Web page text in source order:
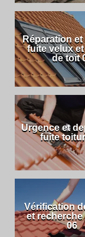
Réparation
fuite velux
de toit
Urgence et
fuite
Vérification
et recherche
06